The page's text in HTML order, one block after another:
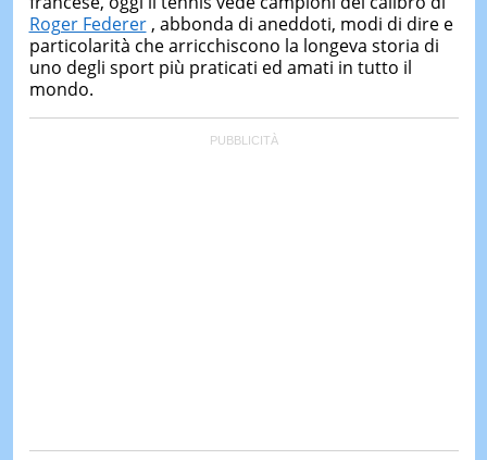
Roger Federer, abbonda di aneddoti, modi di dire e
particolarità che arricchiscono la longeva storia di
uno degli sport più praticati ed amati in tutto il
mondo.